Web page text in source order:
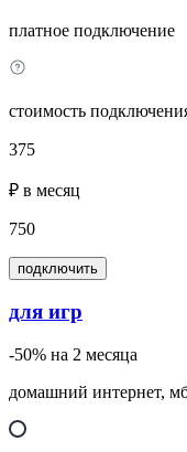
платное подключение
стоимость
375
₽ в месяц
750
подключить
для игр
-50% на 2 месяца
домашний интернет,